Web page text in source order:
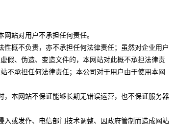
站对用户不承担任何责任。
概不负责，亦不承担任何法律责任；虽然对企业用户
假、伪造、变造文件的，本网站对此概不承担法律责
不承担任何法律责任；本公司对于用户由于使用本网
本网站不保证能够长期无错误运营，也不保证服务器
或发作、电信部门技术调整、因政府管制而造成网站